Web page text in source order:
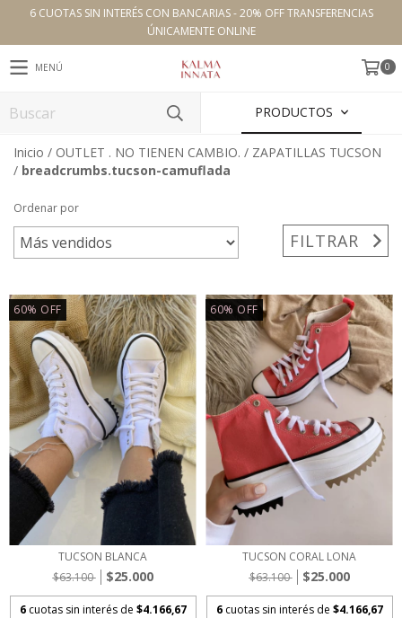
6 CUOTAS SIN INTERÉS CON BANCARIAS - 20% OFF TRANSFERENCIAS
ÚNICAMENTE ONLINE
MENÚ 0
PRODUCTOS
Inicio / OUTLET . NO TIENEN CAMBIO. / ZAPATILLAS TUCSON
/ breadcrumbs.tucson-camuflada
Ordenar por
FILTRAR
60% OFF
TUCSON BLANCA
$63.100
$25.000
6 cuotas sin interés de $4.166,67
60% OFF
TUCSON CORAL LONA
$63.100
$25.000
6 cuotas sin interés de $4.166,67